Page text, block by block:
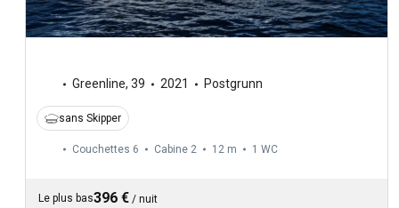
Greenline, 39 2021 Postgrunn
sans Skipper
Couchettes 6 Cabine 2 12 m 1 WC
Le plus bas396 € / nuit